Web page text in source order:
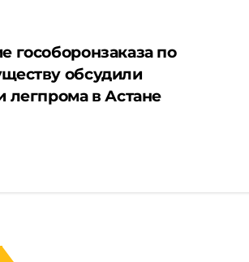
гособоронзаказа по
обсудили
легпрома в Астане